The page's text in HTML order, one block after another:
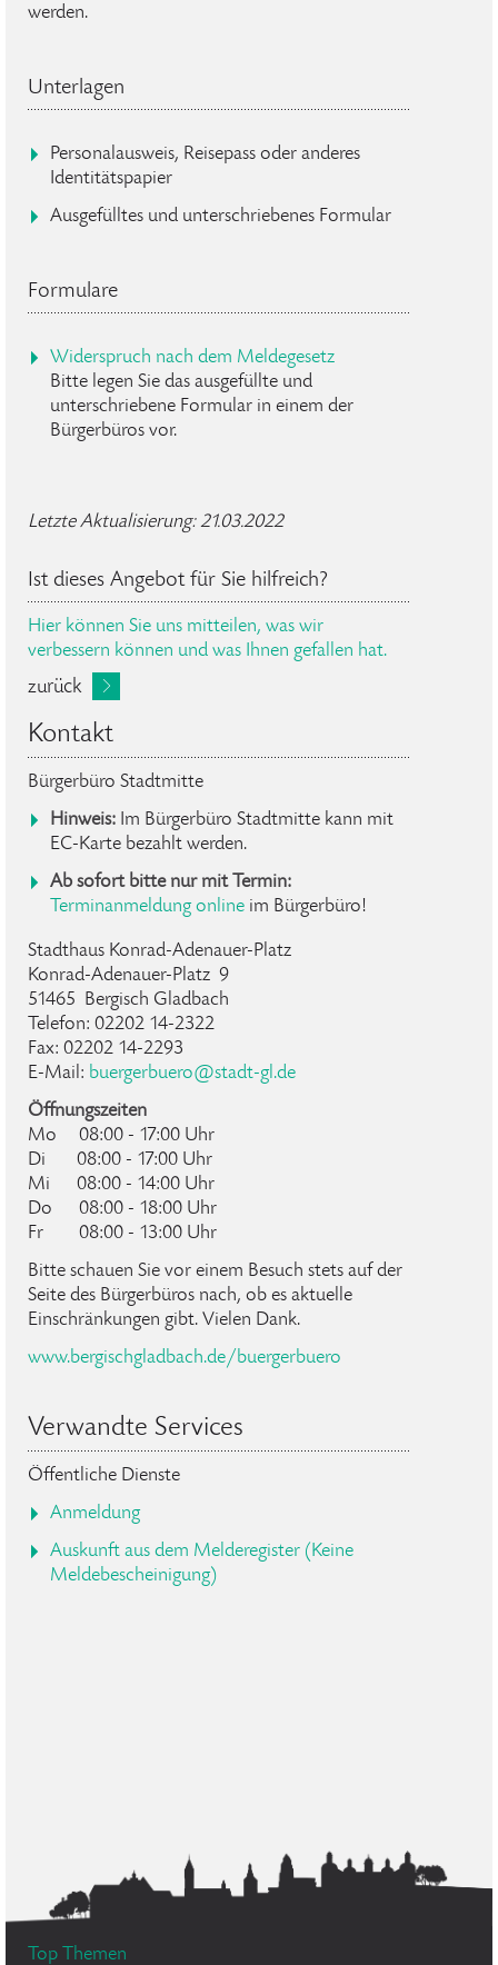
werden.
Unterlagen
Personalausweis, Reisepass oder anderes
Identitätspapier
Ausgefülltes und unterschriebenes Formular
Formulare
Widerspruch nach dem Meldegesetz
Bitte legen Sie das ausgefüllte und
unterschriebene Formular in einem der
Bürgerbüros vor.
Letzte Aktualisierung: 21.03.2022
Ist dieses Angebot für Sie hilfreich?
Hier können Sie uns mitteilen, was wir
verbessern können und was Ihnen gefallen hat.
zurück
Kontakt
Bürgerbüro Stadtmitte
Hinweis: Im Bürgerbüro Stadtmitte kann mit
EC-Karte bezahlt werden.
Ab sofort bitte nur mit Termin:
Terminanmeldung online im Bürgerbüro!
Stadthaus Konrad-Adenauer-Platz
Konrad-Adenauer-Platz 9
51465 Bergisch Gladbach
Telefon: 02202 14-2322
Fax: 02202 14-2293
E-Mail: buergerbuero@stadt-gl .de
Öffnungszeiten
Mo 08:00 - 17:00 Uhr
Di 08:00 - 17:00 Uhr
Mi 08:00 - 14:00 Uhr
Do 08:00 - 18:00 Uhr
Fr 08:00 - 13:00 Uhr
Bitte schauen Sie vor einem Besuch stets auf der
Seite des Bürgerbüros nach, ob es aktuelle
Einschränkungen gibt. Vielen Dank.
www.bergischgladbach.de/buergerbuero
Verwandte Services
Öffentliche Dienste
Anmeldung
Auskunft aus dem Melderegister (Keine
Meldebescheinigung)
Top Themen